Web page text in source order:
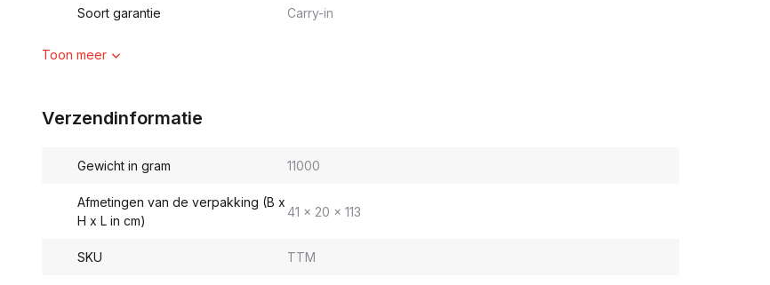
Soort garantie Carry-in
Toon meer
Verzendinformatie
Gewicht in gram 11000
Afmetingen van de verpakking (B x
H x L in cm)
41 x 20 x 113
SKU TTM